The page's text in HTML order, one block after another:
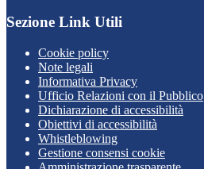
Sezione Link Utili
Cookie policy
Note legali
Informativa Privacy
Ufficio Relazioni con il Pubblico
Dichiarazione di accessibilità
Obiettivi di accessibilità
Whistleblowing
Gestione consensi cookie